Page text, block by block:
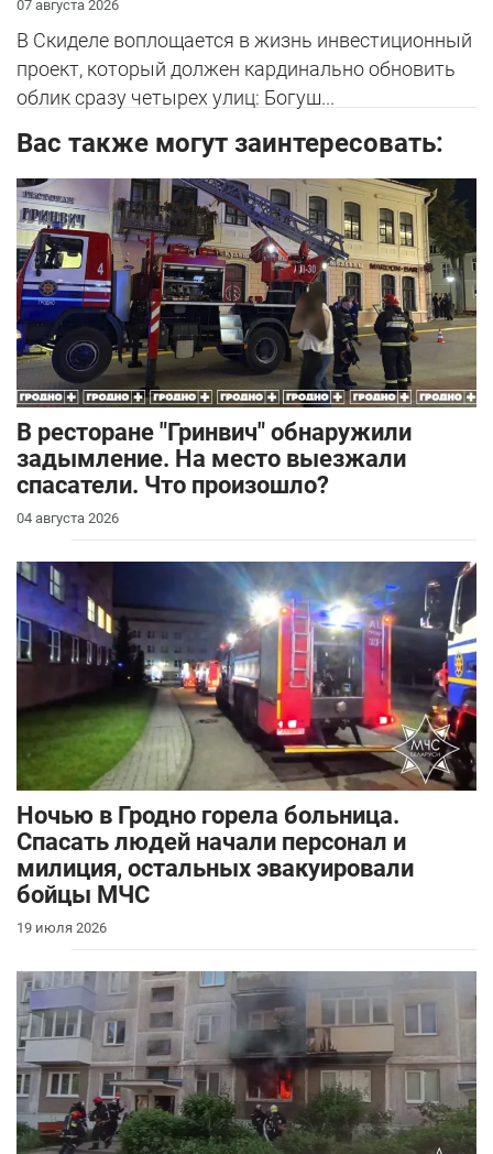
07 августа 2026
В Скиделе воплощается в жизнь инвестиционный
проект, который должен кардинально обновить
облик сразу четырех улиц: Богуш...
Вас также могут заинтересовать:
В ресторане "Гринвич" обнаружили
задымление. На место выезжали
спасатели. Что произошло?
04 августа 2026
Ночью в Гродно горела больница.
Спасать людей начали персонал и
милиция, остальных эвакуировали
бойцы МЧС
19 июля 2026